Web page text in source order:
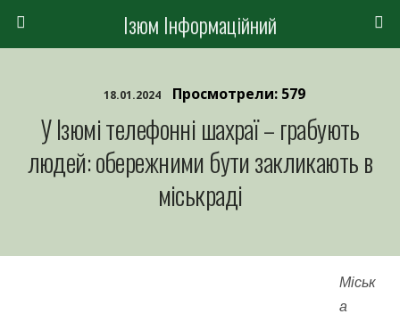
Ізюм Інформаційний
18.01.2024 Просмотрели: 579
У Ізюмі телефонні шахраї – грабують
людей: обережними бути закликають в
міськраді
Міськ
а